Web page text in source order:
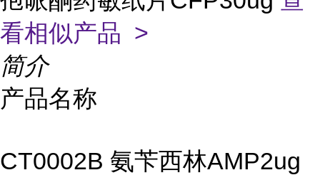
看相似产品 >
简介
产品名称
CT0002B 氨苄西林AMP2ug